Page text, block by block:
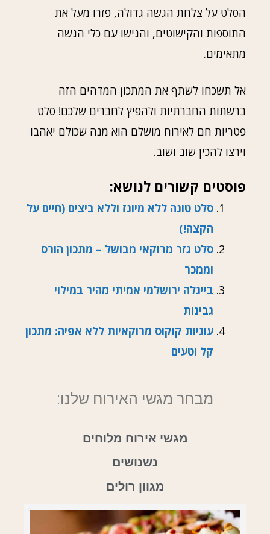
הסלט על צלחת הגשה גדולה, פזרו מעל את
התוספות והקישוטים, והגישו עם כלי הגשה
מתאימים.
אל תשכחו לשתף את המתכון המדהים הזה
ברשתות החברתיות ולהפיץ לחברים שלכם! סלט
פטריות חם לאירוח מושלם הוא מנה שכולם יאהבו
וירצו להכין שוב ושוב.
פוסטים קשורים לנושא:
סלט טונה ללא מיונז וללא ביצים (חיים על
הקצה!)
סלט גזר מרוקאי מבושל – מתכון הורס
וממכר
בייגלה ירושלמי אמיתי מהיר במילוי
גבינות
עוגיות קוקוס מרוקאיות ללא אפיה: מתכון
קל וטעים
מבחר מגשי האירוח שלנו:
מגשי אירוח מלוחים
נשנושים
מגוון רולים